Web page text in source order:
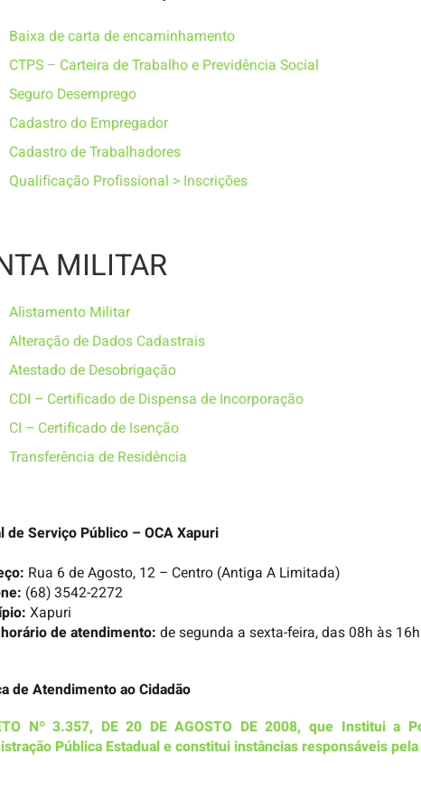
Baixa de carta de encaminhamento
CTPS – Carteira de Trabalho e Previdência Social
Seguro Desemprego
Cadastro do Empregador
Cadastro de Trabalhadores
Qualificação Profissional > Inscrições
MILITAR
Alistamento Militar
Alteração de Dados Cadastrais
Atestado de Desobrigação
CDI – Certificado de Dispensa de Incorporação
CI – Certificado de Isenção
Transferência de Residência
de Serviço Público – OCA Xapuri
Rua 6 de Agosto, 12 – Centro (Antiga A Limitada)
(68) 3542-2272
Xapuri
de atendimento: de segunda a sexta-feira, das 08h às
de Atendimento ao Cidadão
Nº 3.357, DE 20 DE AGOSTO DE 2008, que Institui a
Pública Estadual e constitui instâncias responsáveis